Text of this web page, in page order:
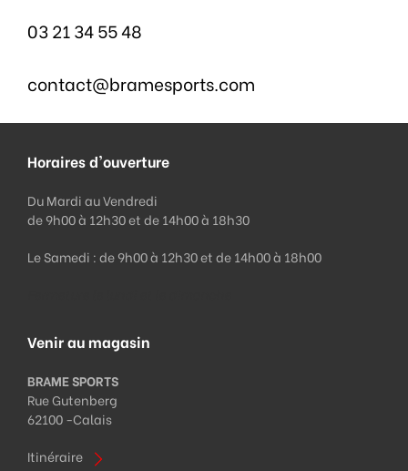
03 21 34 55 48
contact@bramesports.com
Horaires d'ouverture
Du Mardi au Vendredi
de 9h00 à 12h30 et de 14h00 à 18h30
Le Samedi : de 9h00 à 12h30 et de 14h00 à 18h00
Venir au magasin
BRAME SPORTS
Rue Gutenberg
62100 -Calais
Itinéraire